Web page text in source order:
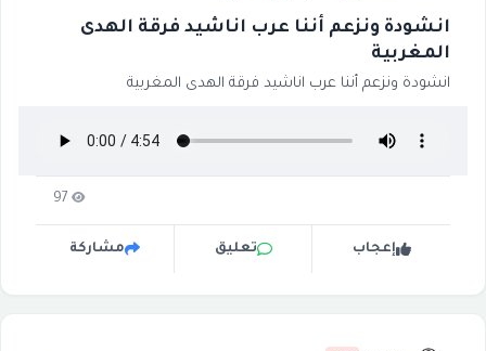
انشودة ونزعم أننا عرب اناشيد فرقة الهدى
المغربية
انشودة ونزعم أننا عرب اناشيد فرقة الهدى المغربية
97
إعجاب تعليق مشاركة